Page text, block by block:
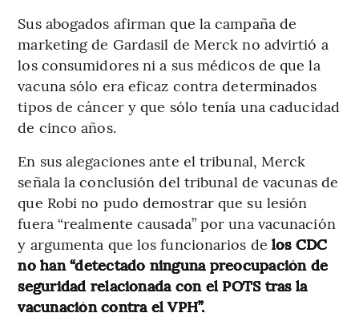
Sus abogados afirman que la campaña de
marketing de Gardasil de Merck no advirtió a
los consumidores ni a sus médicos de que la
vacuna sólo era eficaz contra determinados
tipos de cáncer y que sólo tenía una caducidad
de cinco años.
En sus alegaciones ante el tribunal, Merck
señala la conclusión del tribunal de vacunas de
que Robi no pudo demostrar que su lesión
fuera “realmente causada” por una vacunación
y argumenta que los funcionarios de los CDC
no han “detectado ninguna preocupación de
seguridad relacionada con el POTS tras la
vacunación contra el VPH”.